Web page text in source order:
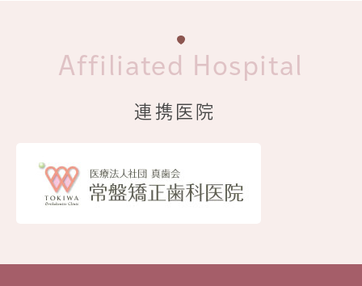
Affiliated Hospital
連携医院